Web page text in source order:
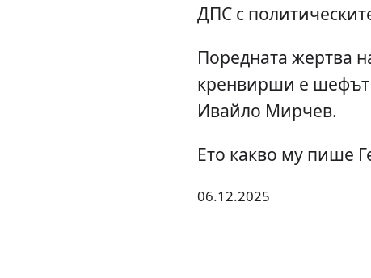
ДПС с
Поредната жертва
кренвирши е
Ивайло Мирчев.
Ето какво му пише
06.12.2025